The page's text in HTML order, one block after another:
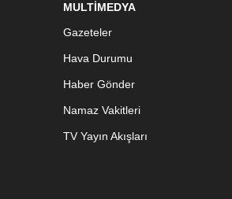
MULTİMEDYA
Gazeteler
Hava Durumu
Haber Gönder
Namaz Vakitleri
TV Yayın Akışları